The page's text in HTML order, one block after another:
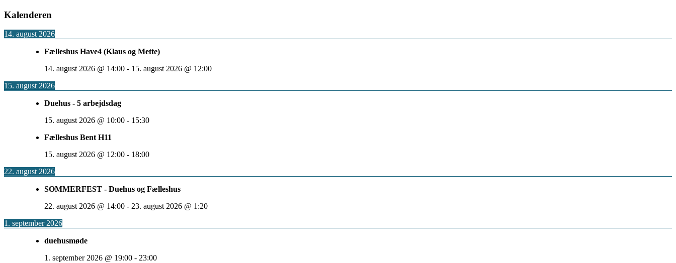
Kalenderen
14. august 2026
Fælleshus Have4 (Klaus og Mette)
14. august 2026 @ 14:00 - 15. august 2026 @ 12:00
15. august 2026
Duehus - 5 arbejdsdag
15. august 2026 @ 10:00 - 15:30
Fælleshus Bent H11
15. august 2026 @ 12:00 - 18:00
22. august 2026
SOMMERFEST - Duehus og Fælleshus
22. august 2026 @ 14:00 - 23. august 2026 @ 1:20
1. september 2026
duehusmøde
1. september 2026 @ 19:00 - 23:00